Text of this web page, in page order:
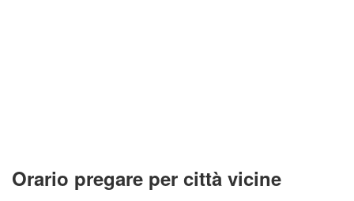
Orario pregare per città vicine